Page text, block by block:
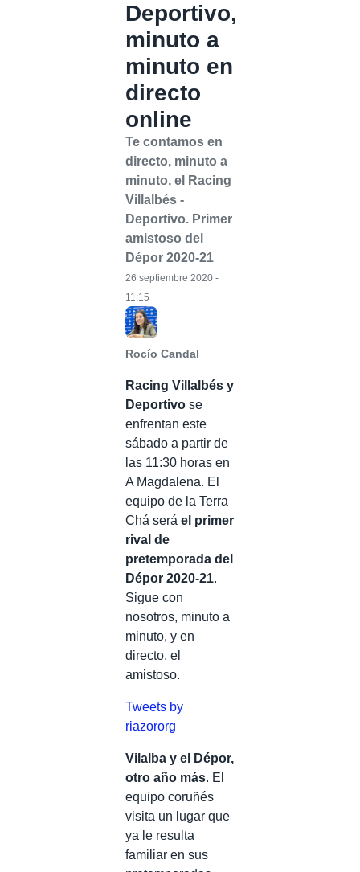
Deportivo,
minuto a
minuto en
directo
online
Te contamos en
directo, minuto a
minuto, el Racing
Villalbés -
Deportivo. Primer
amistoso del
Dépor 2020-21
Rocío Candal
26 septiembre 2020 -
11:15
Racing Villalbés y
Deportivo se
enfrentan este
sábado a partir de
las 11:30 horas en
A Magdalena. El
equipo de la Terra
Chá será el primer
rival de
pretemporada del
Dépor 2020-21.
Sigue con
nosotros, minuto a
minuto, y en
directo, el
amistoso.
Tweets by
riazororg
Vilalba y el Dépor,
otro año más. El
equipo coruñés
visita un lugar que
ya le resulta
familiar en sus